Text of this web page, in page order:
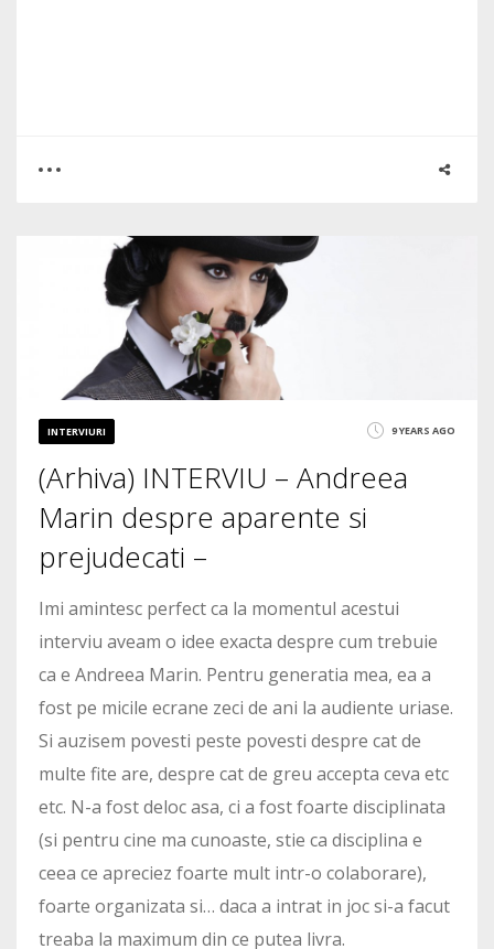
INTERVIURI 9 YEARS AGO
(Arhiva) INTERVIU – Andreea
Marin despre aparente si
prejudecati –
Imi amintesc perfect ca la momentul acestui
interviu aveam o idee exacta despre cum trebuie
ca e Andreea Marin. Pentru generatia mea, ea a
fost pe micile ecrane zeci de ani la audiente uriase.
Si auzisem povesti peste povesti despre cat de
multe fite are, despre cat de greu accepta ceva etc
etc. N-a fost deloc asa, ci a fost foarte disciplinata
(si pentru cine ma cunoaste, stie ca disciplina e
ceea ce apreciez foarte mult intr-o colaborare),
foarte organizata si… daca a intrat in joc si-a facut
treaba la maximum din ce putea livra.